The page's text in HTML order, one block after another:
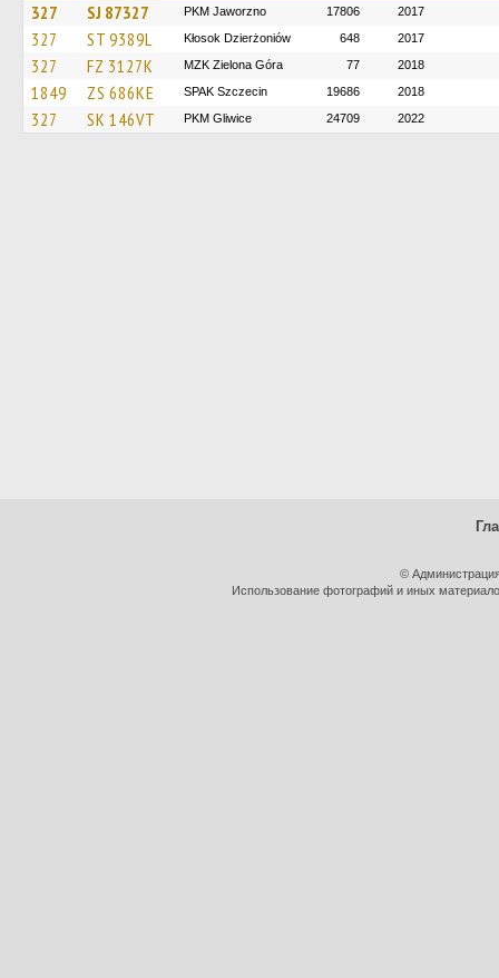
327 SJ 87327 PKM Jaworzno 17806 2017
327 ST 9389L Kłosok Dzierżoniów 648 2017
327 FZ 3127K MZK Zielona Góra 77 2018
1849 ZS 686KE SPAK Szczecin 19686 2018
327 SK 146VT PKM Gliwice 24709 2022
©
Использование фотографий и иных